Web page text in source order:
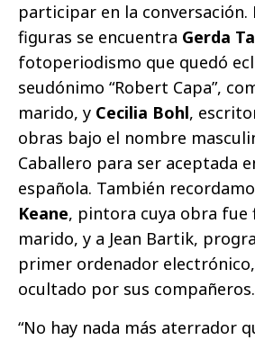
participar en la conversación.
figuras se encuentra Gerda
fotoperiodismo que quedó
seudónimo “Robert Capa”,
marido, y Cecilia Bohl,
obras bajo el nombre
Caballero para ser aceptada
española. También
Keane, pintora cuya obra fue
marido, y a Jean Bartik,
primer ordenador
ocultado por sus compañeros.
“No hay nada más aterrador